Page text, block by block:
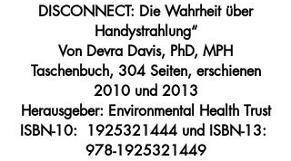
DISCONNECT: Die Wahrheit über
Handystrahlung“
Von Devra Davis, PhD, MPH
Taschenbuch, 304 Seiten, erschienen
2010 und 2013
Herausgeber: Environmental Health Trust
ISBN-10: ‎ 1925321444 und ISBN-13: ‎
978-1925321449